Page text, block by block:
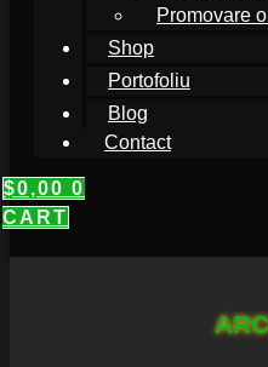
Promovare
Shop
Portofoliu
Blog
Contact
$0,00 0
CART